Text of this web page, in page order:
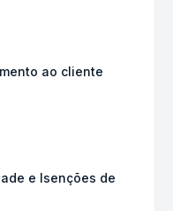
ao cliente
e Isenções de